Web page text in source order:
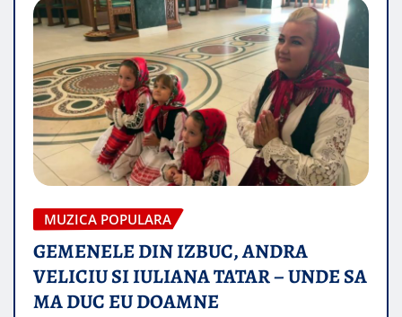
MUZICA POPULARA
GEMENELE DIN IZBUC, ANDRA
VELICIU SI IULIANA TATAR – UNDE SA
MA DUC EU DOAMNE